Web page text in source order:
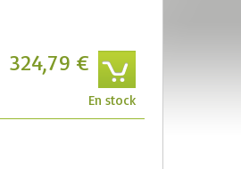
En stock
324,79 €